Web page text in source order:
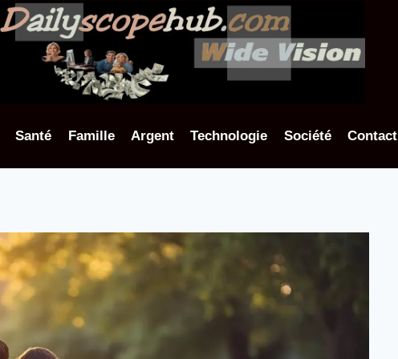
Santé Famille Argent Technologie Société Contact